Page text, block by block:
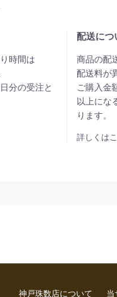
時間は
分の受注と
配送につ
商品の配
配送料が
ご購入金
以上にな
ります。
詳しくは
神戸珠数店について 当